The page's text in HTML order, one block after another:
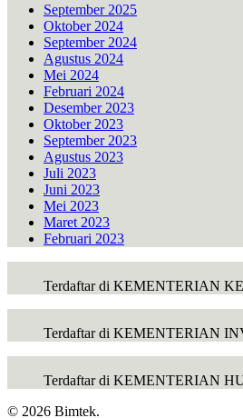
September 2025
Oktober 2024
September 2024
Agustus 2024
Mei 2024
Februari 2024
Desember 2023
Oktober 2023
September 2023
Agustus 2023
Juli 2023
Juni 2023
Mei 2023
Maret 2023
Februari 2023
Terdaftar di KEMENTERIAN
Terdaftar di KEMENTERIAN
Terdaftar di KEMENTERIAN
© 2026 Bimtek.